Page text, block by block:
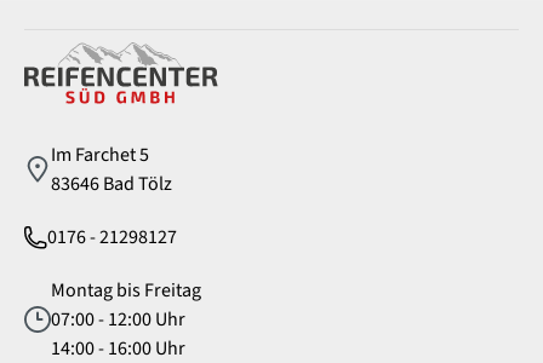
Im Farchet 5
83646 Bad Tölz
0176 - 21298127
Montag bis Freitag
07:00 - 12:00 Uhr
14:00 - 16:00 Uhr